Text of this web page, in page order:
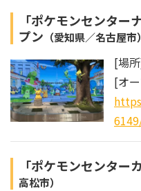
「ポケモンセンター
プン （愛知県／名古屋市）
[場
[オ
「ポケモンセンター
高松市）